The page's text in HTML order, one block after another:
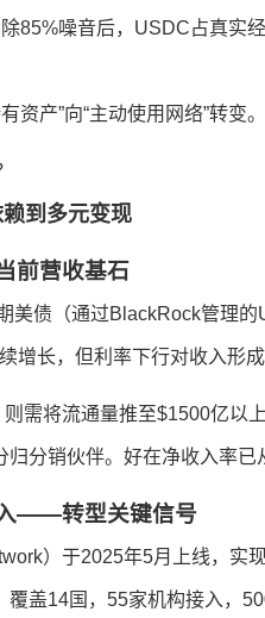
85%噪音后，USDC占真实
资产”向“主动使用网络”转变
到多元变现
前营收基石
美债（通过BlackRock管理
增长，但利率下行对收入形成
需将流通量推至$1500亿以
分销伙伴。好在净收入率已
——转型关键信号
）于2025年5月上线，实
盖14国，55家机构接入，